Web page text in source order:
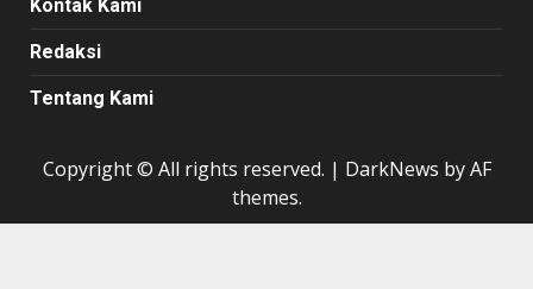
Kontak Kami
Redaksi
Tentang Kami
Copyright © All rights reserved. | DarkNews by AF
themes.